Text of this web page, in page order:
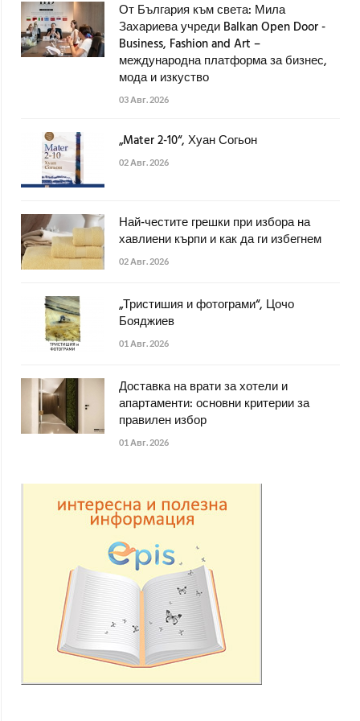
От България към света: Мила
Захариева учреди Balkan Open Door -
Business, Fashion and Art –
международна платформа за бизнес,
мода и изкуство
03 Авг. 2026
„Mater 2-10“, Хуан Согьон
02 Авг. 2026
Най-честите грешки при избора на
хавлиени кърпи и как да ги избегнем
02 Авг. 2026
„Тристишия и фотограми“, Цочо
Бояджиев
01 Авг. 2026
Доставка на врати за хотели и
апартаменти: основни критерии за
правилен избор
01 Авг. 2026